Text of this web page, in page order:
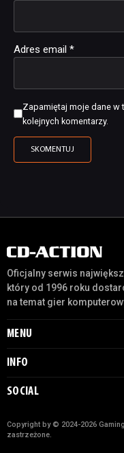
Adres email *
Zapamiętaj moje dane
kolejnych komentarzy.
Oficjalny serwis
który od 1996 roku
na temat gier
MENU
INFO
SOCIAL
Copyright by © 2024-2026
zastrzeżone.